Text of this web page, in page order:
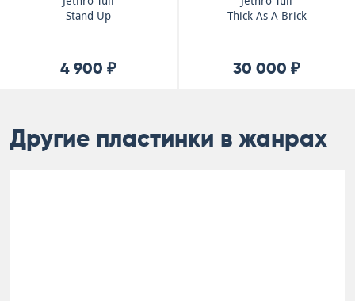
Stand Up
4 900 ₽
Thick As A Brick
30 000 ₽
Другие пластинки в жанрах